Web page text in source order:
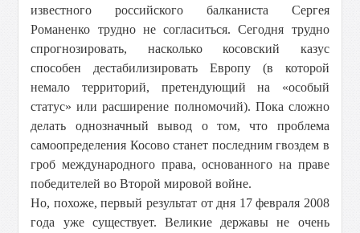
известного российского балканиста Сергея
Романенко трудно не согласиться. Сегодня трудно
спрогнозировать, насколько косовский казус
способен дестабилизировать Европу (в которой
немало территорий, претендующий на «особый
статус» или расширение полномочий). Пока сложно
делать однозначный вывод о том, что проблема
самоопределения Косово станет последним гвоздем в
гроб международного права, основанного на праве
победителей во Второй мировой войне.
Но, похоже, первый результат от дня 17 февраля 2008
года уже существует. Великие державы не очень